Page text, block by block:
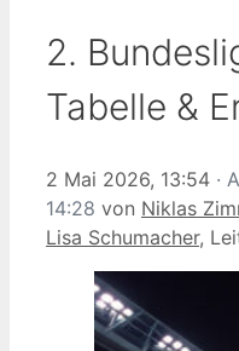
2.
Tabelle &
2 Mai 2026, 13:54 ·
14:28 von Niklas
Lisa Schumacher,